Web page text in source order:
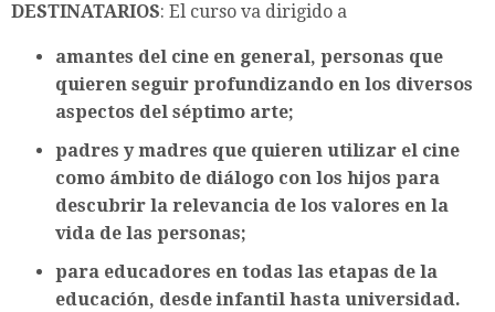
DESTINATARIOS: El curso va dirigido a
amantes del cine en general, personas que
quieren seguir profundizando en los diversos
aspectos del séptimo arte;
padres y madres que quieren utilizar el cine
como ámbito de diálogo con los hijos para
descubrir la relevancia de los valores en la
vida de las personas;
para educadores en todas las etapas de la
educación, desde infantil hasta universidad.